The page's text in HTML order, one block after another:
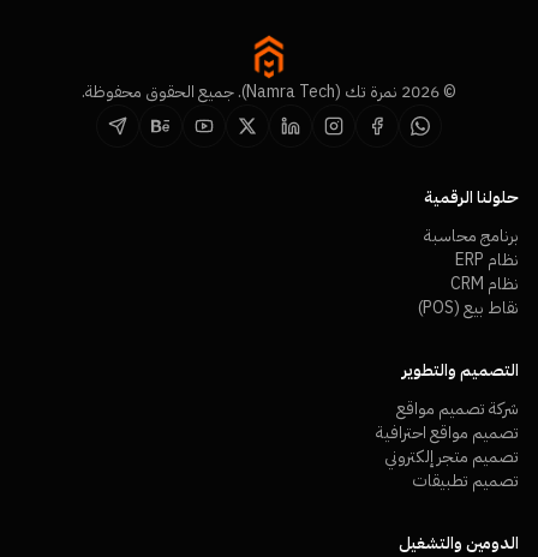
© 2026 نمرة تك (Namra Tech). جميع الحقوق محفوظة.
حلولنا الرقمية
برنامج محاسبة
نظام ERP
نظام CRM
نقاط بيع (POS)
التصميم والتطوير
شركة تصميم مواقع
تصميم مواقع احترافية
تصميم متجر إلكتروني
تصميم تطبيقات
الدومين والتشغيل